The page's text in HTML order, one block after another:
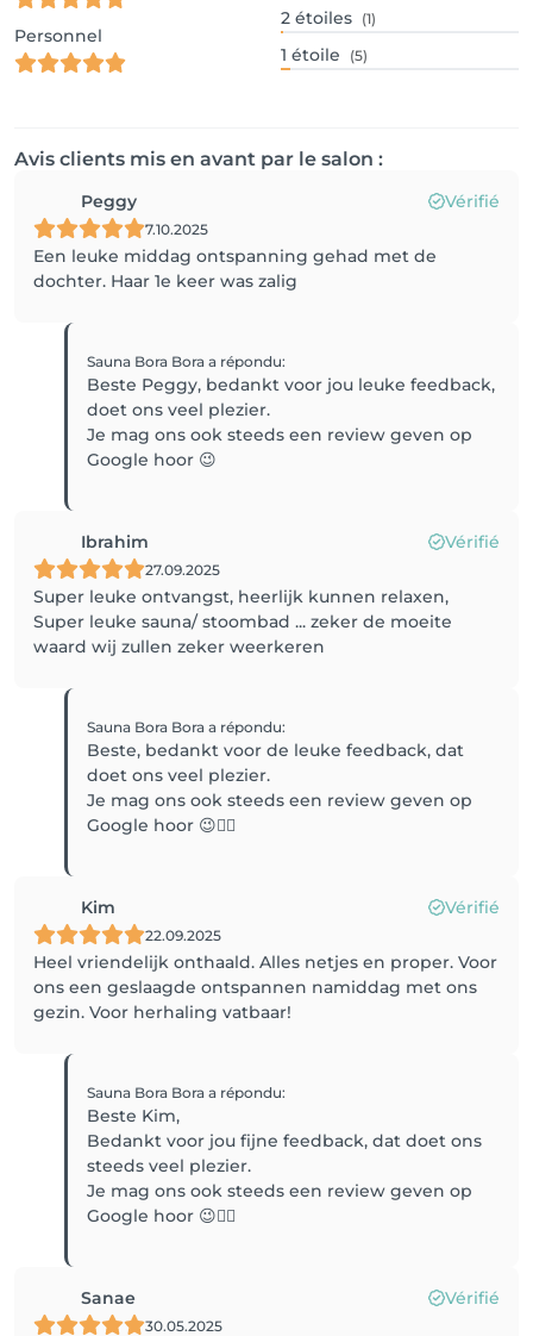
Personnel
2 étoiles (1)
1 étoile (5)
Avis clients mis en avant par le salon :
Peggy Vérifié
7.10.2025
Een leuke middag ontspanning gehad met de
dochter. Haar 1e keer was zalig
Sauna Bora Boraa répondu:
Beste Peggy, bedankt voor jou leuke feedback,
doet ons veel plezier.
Je mag ons ook steeds een review geven op
Google hoor 😉
Ibrahim Vérifié
27.09.2025
Super leuke ontvangst, heerlijk kunnen relaxen,
Super leuke sauna/ stoombad ... zeker de moeite
waard wij zullen zeker weerkeren
Sauna Bora Boraa répondu:
Beste, bedankt voor de leuke feedback, dat
doet ons veel plezier.
Je mag ons ook steeds een review geven op
Google hoor 😉👍🏼
Kim Vérifié
22.09.2025
Heel vriendelijk onthaald. Alles netjes en proper. Voor
ons een geslaagde ontspannen namiddag met ons
gezin. Voor herhaling vatbaar!
Sauna Bora Boraa répondu:
Beste Kim,
Bedankt voor jou fijne feedback, dat doet ons
steeds veel plezier.
Je mag ons ook steeds een review geven op
Google hoor 😉👍🏼
Sanae Vérifié
30.05.2025